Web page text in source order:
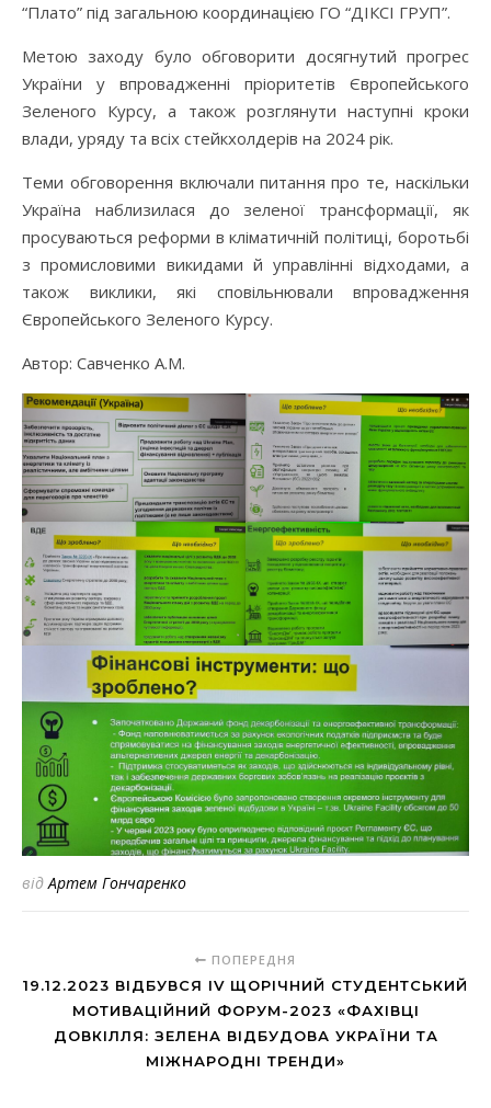
“Плато” під загальною координацією ГО “ДІКСІ ГРУП”.
Метою заходу було обговорити досягнутий прогрес
України у впровадженні пріоритетів Європейського
Зеленого Курсу, а також розглянути наступні кроки
влади, уряду та всіх стейкхолдерів на 2024 рік.
Теми обговорення включали питання про те, наскільки
Україна наблизилася до зеленої трансформації, як
просуваються реформи в кліматичній політиці, боротьбі
з промисловими викидами й управлінні відходами, а
також виклики, які сповільнювали впровадження
Європейського Зеленого Курсу.
Автор: Савченко А.М.
від Артем Гончаренко
ПОПЕРЕДНЯ
19.12.2023 ВІДБУВСЯ IV ЩОРІЧНИЙ СТУДЕНТСЬКИЙ
МОТИВАЦІЙНИЙ ФОРУМ-2023 «ФАХІВЦІ
ДОВКІЛЛЯ: ЗЕЛЕНА ВІДБУДОВА УКРАЇНИ ТА
МІЖНАРОДНІ ТРЕНДИ»